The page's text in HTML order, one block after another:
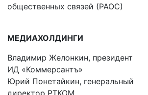
общественных связей (РАОС)
МЕДИАХОЛДИНГИ
Владимир Желонкин, президент
ИД «Коммерсантъ»
Юрий Понетайкин, генеральный
директор РТКОМ